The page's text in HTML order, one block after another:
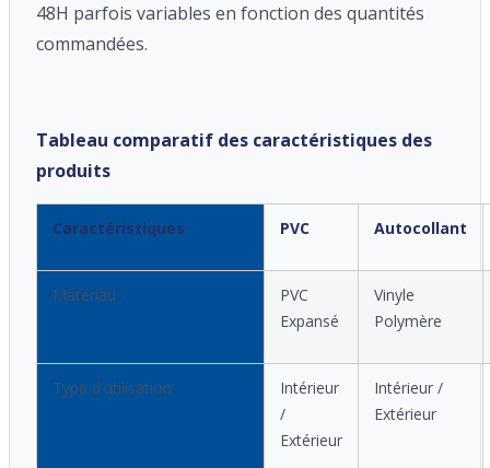
48H parfois variables en fonction des quantités
commandées.
Tableau comparatif des caractéristiques des
produits
Caractéristiques PVC Autocollant
Matériau
PVC
Expansé
Vinyle
Polymère
Type d'utilisation
Intérieur
/
Extérieur
Intérieur /
Extérieur